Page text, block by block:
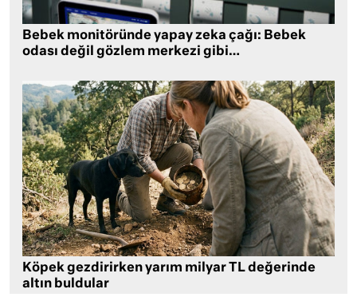
Bebek monitöründe yapay zeka çağı: Bebek
odası değil gözlem merkezi gibi…
Köpek gezdirirken yarım milyar TL değerinde
altın buldular